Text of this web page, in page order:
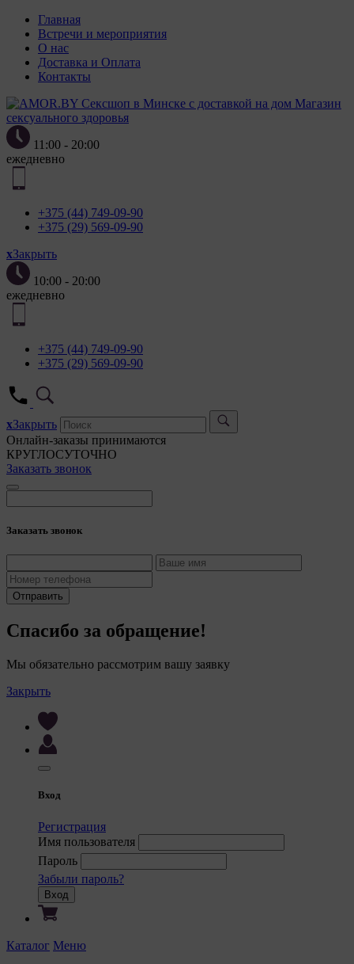
Главная
Встречи и мероприятия
О нас
Доставка и Оплата
Контакты
Магазин
сексуального здоровья
11:00 - 20:00
ежедневно
+375 (44) 749-09-90
+375 (29) 569-09-90
xЗакрыть
10:00 - 20:00
ежедневно
+375 (44) 749-09-90
+375 (29) 569-09-90
xЗакрыть
Онлайн-заказы принимаются
КРУГЛОСУТОЧНО
Заказать звонок
Заказать звонок
Отправить
Спасибо за обращение!
Мы обязательно рассмотрим вашу заявку
Закрыть
Вход
Регистрация
Имя пользователя
Пароль
Забыли пароль?
Вход
Каталог Меню